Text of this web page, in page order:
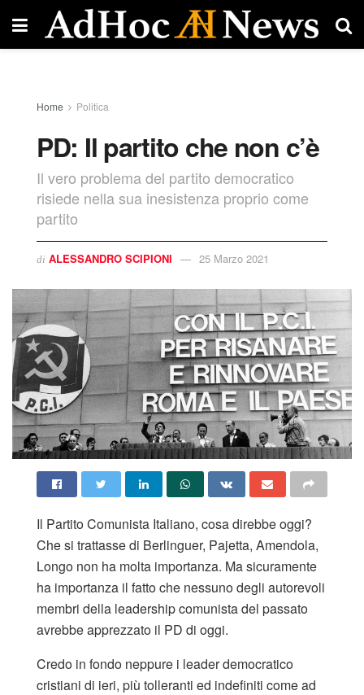
Home Politica
PD: Il partito che non c’è
Il vero problema del partito democratico
risiede nella sua inesistenza proprio come
partito
di ALESSANDRO SCIPIONI 25 Marzo 2021
Il Partito Comunista Italiano, cosa direbbe oggi?
Che si trattasse di Berlinguer, Pajetta, Amendola,
Longo non ha molta importanza. Ma sicuramente
ha importanza il fatto che nessuno degli autorevoli
membri della leadership comunista del passato
avrebbe apprezzato il PD di oggi.
Credo in fondo neppure i leader democratico
cristiani di ieri, più tolleranti ed indefiniti come ad